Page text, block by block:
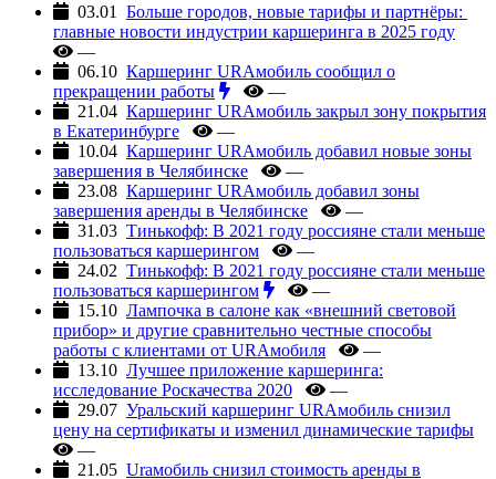
03.01
Больше городов, новые тарифы и партнёры: ​​
главные новости индустрии каршеринга в 2025 году
—
06.10 Каршеринг URAмобиль сообщил о
прекращении работы
—
21.04 Каршеринг URAмобиль закрыл зону покрытия
в Екатеринбурге
—
10.04 Каршеринг URAмобиль добавил новые зоны
завершения в Челябинске
—
23.08 Каршеринг URAмобиль добавил зоны
завершения аренды в Челябинске
—
31.03 Тинькофф: В 2021 году россияне стали меньше
пользоваться каршерингом
—
24.02 Тинькофф: В 2021 году россияне стали меньше
пользоваться каршерингом
—
15.10 Лампочка в салоне как «внешний световой
прибор» и другие сравнительно честные способы
работы с клиентами от URAмобиля
—
13.10 Лучшее приложение каршеринга:
исследование Роскачества 2020
—
29.07 Уральский каршеринг URAмобиль снизил
цену на сертификаты и изменил динамические тарифы
—
21.05 Uraмобиль снизил стоимость аренды в